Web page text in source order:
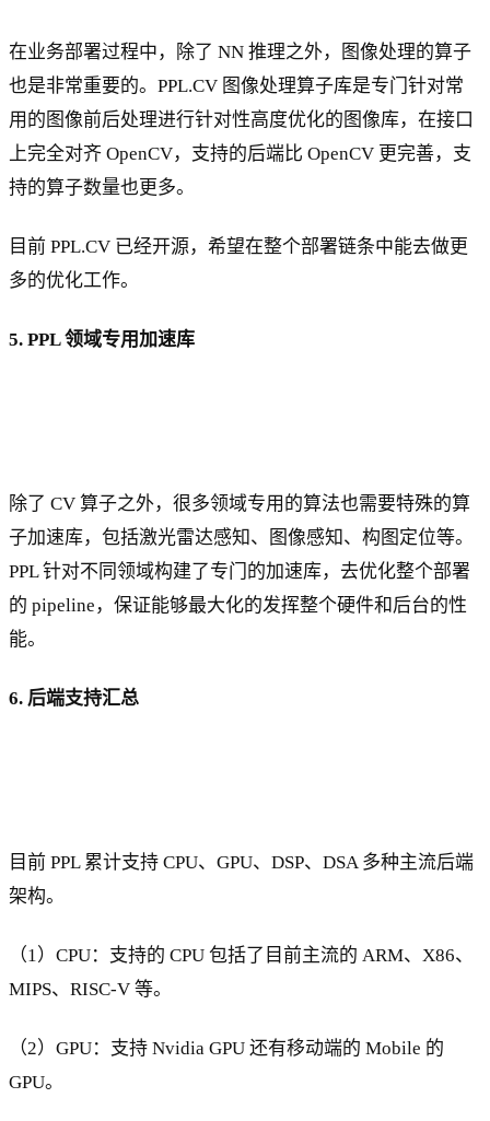
在业务部署过程中，除了 NN 推理之外，图像处理的算子
也是非常重要的。PPL.CV 图像处理算子库是专门针对常
用的图像前后处理进行针对性高度优化的图像库，在接口
上完全对齐 OpenCV，支持的后端比 OpenCV 更完善，支
持的算子数量也更多。
目前 PPL.CV 已经开源，希望在整个部署链条中能去做更
多的优化工作。
5. PPL 领域专用加速库
除了 CV 算子之外，很多领域专用的算法也需要特殊的算
子加速库，包括激光雷达感知、图像感知、构图定位等。
PPL 针对不同领域构建了专门的加速库，去优化整个部署
的 pipeline，保证能够最大化的发挥整个硬件和后台的性
能。
6. 后端支持汇总
目前 PPL 累计支持 CPU、GPU、DSP、DSA 多种主流后端
架构。
（1）CPU：支持的 CPU 包括了目前主流的 ARM、X86、
MIPS、RISC-V 等。
（2）GPU：支持 Nvidia GPU 还有移动端的 Mobile 的
GPU。